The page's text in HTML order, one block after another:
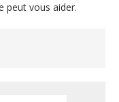
peut vous aider.